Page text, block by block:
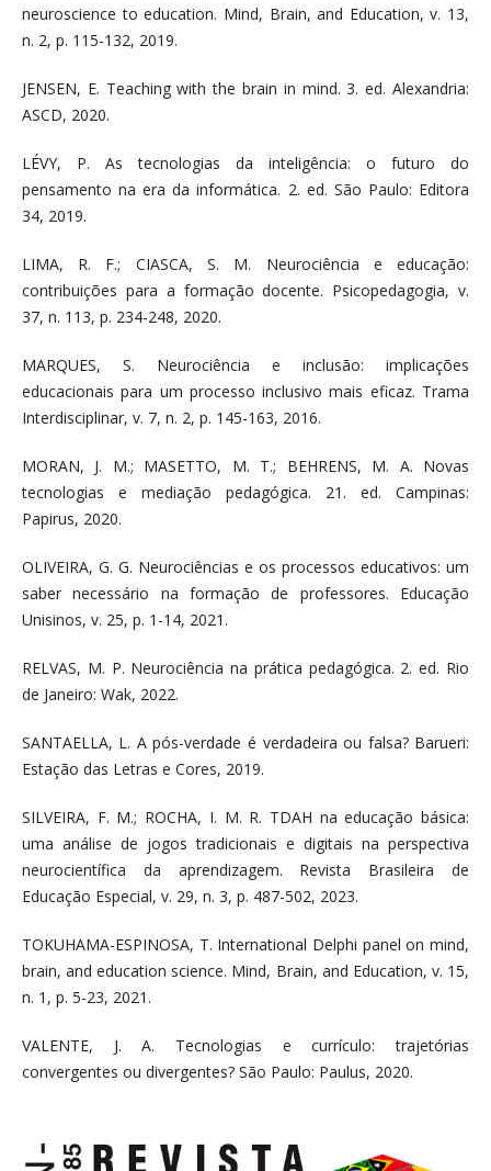
neuroscience to education. Mind, Brain, and Education, v. 13,
n. 2, p. 115-132, 2019.
JENSEN, E. Teaching with the brain in mind. 3. ed. Alexandria:
ASCD, 2020.
LÉVY, P. As tecnologias da inteligência: o futuro do
pensamento na era da informática. 2. ed. São Paulo: Editora
34, 2019.
LIMA, R. F.; CIASCA, S. M. Neurociência e educação:
contribuições para a formação docente. Psicopedagogia, v.
37, n. 113, p. 234-248, 2020.
MARQUES, S. Neurociência e inclusão: implicações
educacionais para um processo inclusivo mais eficaz. Trama
Interdisciplinar, v. 7, n. 2, p. 145-163, 2016.
MORAN, J. M.; MASETTO, M. T.; BEHRENS, M. A. Novas
tecnologias e mediação pedagógica. 21. ed. Campinas:
Papirus, 2020.
OLIVEIRA, G. G. Neurociências e os processos educativos: um
saber necessário na formação de professores. Educação
Unisinos, v. 25, p. 1-14, 2021.
RELVAS, M. P. Neurociência na prática pedagógica. 2. ed. Rio
de Janeiro: Wak, 2022.
SANTAELLA, L. A pós-verdade é verdadeira ou falsa? Barueri:
Estação das Letras e Cores, 2019.
SILVEIRA, F. M.; ROCHA, I. M. R. TDAH na educação básica:
uma análise de jogos tradicionais e digitais na perspectiva
neurocientífica da aprendizagem. Revista Brasileira de
Educação Especial, v. 29, n. 3, p. 487-502, 2023.
TOKUHAMA-ESPINOSA, T. International Delphi panel on mind,
brain, and education science. Mind, Brain, and Education, v. 15,
n. 1, p. 5-23, 2021.
VALENTE, J. A. Tecnologias e currículo: trajetórias
convergentes ou divergentes? São Paulo: Paulus, 2020.